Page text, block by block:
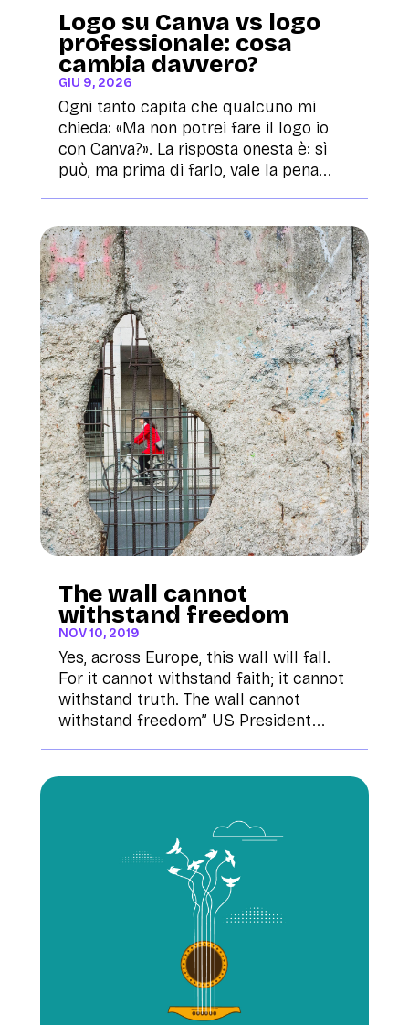
Logo su Canva vs logo
professionale: cosa
cambia davvero?
GIU 9, 2026
Ogni tanto capita che qualcuno mi
chieda: «Ma non potrei fare il logo io
con Canva?». La risposta onesta è: sì
può, ma prima di farlo, vale la pena...
The wall cannot
withstand freedom
NOV 10, 2019
Yes, across Europe, this wall will fall.
For it cannot withstand faith; it cannot
withstand truth. The wall cannot
withstand freedom” US President...